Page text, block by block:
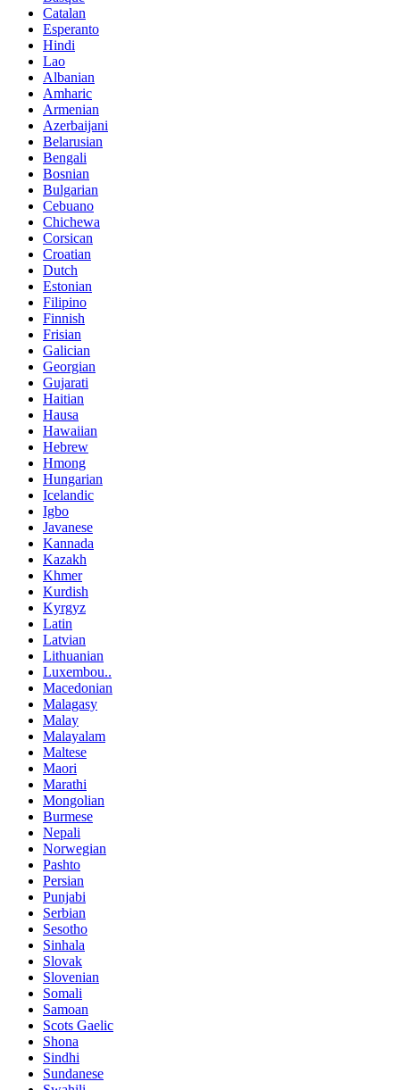
Catalan
Esperanto
Hindi
Lao
Albanian
Amharic
Armenian
Azerbaijani
Belarusian
Bengali
Bosnian
Bulgarian
Cebuano
Chichewa
Corsican
Croatian
Dutch
Estonian
Filipino
Finnish
Frisian
Galician
Georgian
Gujarati
Haitian
Hausa
Hawaiian
Hebrew
Hmong
Hungarian
Icelandic
Igbo
Javanese
Kannada
Kazakh
Khmer
Kurdish
Kyrgyz
Latin
Latvian
Lithuanian
Luxembou..
Macedonian
Malagasy
Malay
Malayalam
Maltese
Maori
Marathi
Mongolian
Burmese
Nepali
Norwegian
Pashto
Persian
Punjabi
Serbian
Sesotho
Sinhala
Slovak
Slovenian
Somali
Samoan
Scots Gaelic
Shona
Sindhi
Sundanese